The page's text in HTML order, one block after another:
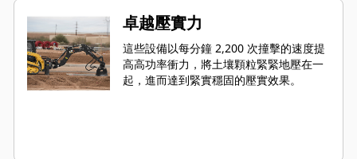
卓越壓實力
這些設備以每分鐘 2,200 次撞擊的速度提
高高功率衝力，將土壤顆粒緊緊地壓在一
起，進而達到緊實穩固的壓實效果。